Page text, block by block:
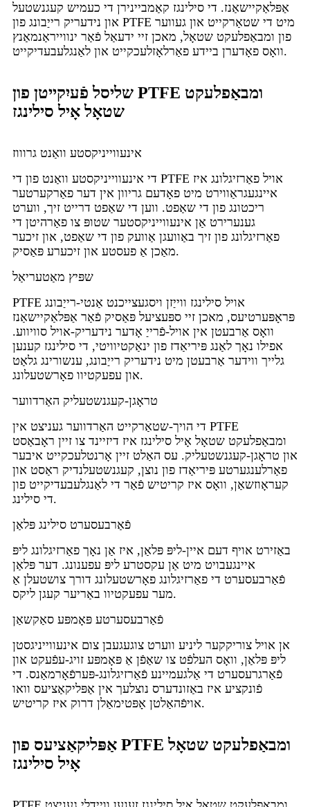
אַפּלאַקיישאַנז. די סילינגז קאַמביינירן די כעמיש קעגנשטעל
און נידעריק רייַבונג פון PTFE מיט די שטאַרקייט און געווער
פון ומבאַפלעקט שטאָל, מאכן זיי ידעאַל פֿאַר ינווייראַנמאַנץ
וואָס פאָדערן ביידע פאַרלאָזלעכקייט און לאַנגלעבעדיקייט.
שליסל פֿעיִקייטן פון PTFE ומבאַפלעקט
שטאָל אָיל סילינגז
אינעווייניקסטע וואַנט גרוווז
די אינעווייניקסטע וואַנט פון די PTFE אויל פאַרזיגלונג איז
איינגעגראַווירט מיט פאָדעם גריוון אין דער פאַרקערטער
ריכטונג פון די שאַפט. ווען די שאַפט דרייט זיך, ווערט
גענערירט אַן אינעווייניקסטער שטופּ צו פאַרהיטן די
פאַרזיגלונג פון זיך באַוועגן אַוועק פון די שאַפט, און זיכער
מאַכן אַ פעסטע און זיכערע פּאַסיק.
שפּיץ מאַטעריאַל
PTFE אויל סילינגז ווייַזן ויסגעצייכנט אַנטי-רייַבונג
פּראָפּערטיעס, מאכן זיי ספּעציעל פּאַסיק פֿאַר אַפּלאַקיישאַנז
וואָס אַרבעטן אין אויל-פֿרייַ אָדער נידעריק-אויל סוויווע.
אפילו נאָך לאַנג פּיריאַדז פון ינאַקטיוויטי, די סילינגז קענען
גלייך ווידער אַרבעטן מיט נידעריק רייַבונג, ענשורינג גלאַט
און עפעקטיוו פאָרשטעלונג.
טראָגן-קעגנשטעליק האַרדווער
די הויך-שטאַרקייט האַרדווער געניצט אין PTFE
ומבאַפלעקט שטאָל אָיל סילינגז איז דיזיינד צו זיין ראָבאַסט
און טראָגן-קעגנשטעליק. עס האַלט זיין אָרנטלעכקייט איבער
פאַרלענגערטע פּיריאַדז פון נוצן, קעגנשטעלנדיק ראַסט און
קעראָוזשאַן, וואָס איז קריטיש פֿאַר די לאַנגלעבעדיקייט פון
די סילינג.
פֿאַרבעסערט סילינג פּלאַן
באַזירט אויף דעם איין-ליפּ פּלאַן, איז אַן נאָך פאַרזיגלונג ליפּ
איינגעבויט מיט אַן עקסטרע ליפּ עפענונג. דער פּלאַן
פֿאַרבעסערט די פאַרזיגלונג פאָרשטעלונג דורך צושטעלן אַ
מער עפעקטיוו באַריער קעגן ליקס.
פֿאַרבעסערטע פּאָמפּע סאַקשאַן
אן אויל צוריקקער ליניע ווערט צוגעגעבן צום אינעווייניגסטן
ליפּ פּלאַן, וואָס העלפֿט צו שאַפֿן אַ פּאָמפּע זויג-עפֿעקט און
פֿאַרגרעסערט די אַלגעמיינע פֿאַרזיגלונג-פּערפֿאָרמאַנס. די
פֿונקציע איז באַזונדערס נוצלעך אין אַפּליקאַציעס וואו
אויפֿהאַלטן אָפּטימאַלן דרוק איז קריטיש.
אַפּליקאַציעס פון PTFE ומבאַפלעקט שטאָל
אָיל סילינגז